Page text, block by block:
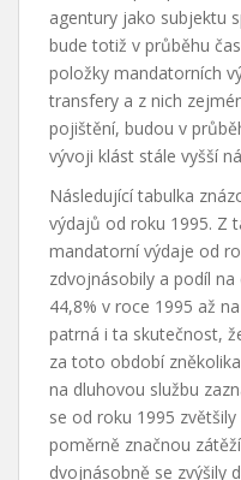
agentury jako subjektu
bude totiž v průběhu
položky mandatorních
transfery a z nich
pojištění, budou v
vývoji klást stále vyšší
Následující tabulka
výdajů od roku 1995. Z
mandatorní výdaje od
zdvojnásobily a podíl na
44,8% v roce 1995 až
patrná i ta skutečnost,
za toto období
na dluhovou službu
se od roku 1995
poměrně značnou
dvojnásobně se zvýšily